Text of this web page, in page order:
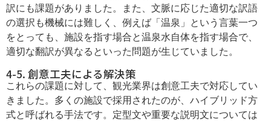
訳にも課題がありました。また、文脈に応じた適切な訳語
の選択も機械には難しく、例えば「温泉」という言葉一つ
をとっても、施設を指す場合と温泉水自体を指す場合で、
適切な翻訳が異なるといった問題が生じていました。
4-5. 創意工夫による解決策
これらの課題に対して、観光業界は創意工夫で対応してい
きました。多くの施設で採用されたのが、ハイブリッド方
式と呼ばれる手法です。定型文や重要な説明文については